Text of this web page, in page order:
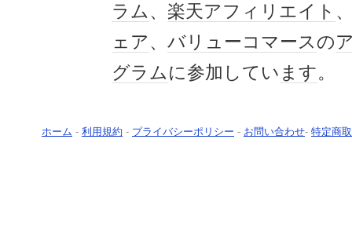
ラム、 楽天アフィリエイト
ェア、 バリューコマースの
グラムに参加してい ます。
ホーム - 利用規約 - プライバシーポリシー - お問い合わせ- 特定商